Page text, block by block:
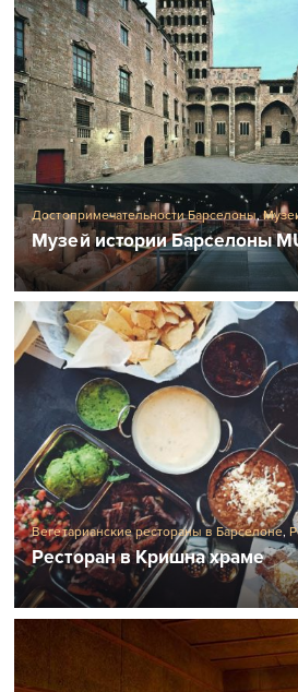
Достопримечательности Барселоны,
Музей истории Барселоны
Вегетарианские рестораны в Барселоне,
Ресторан в Кришна храме